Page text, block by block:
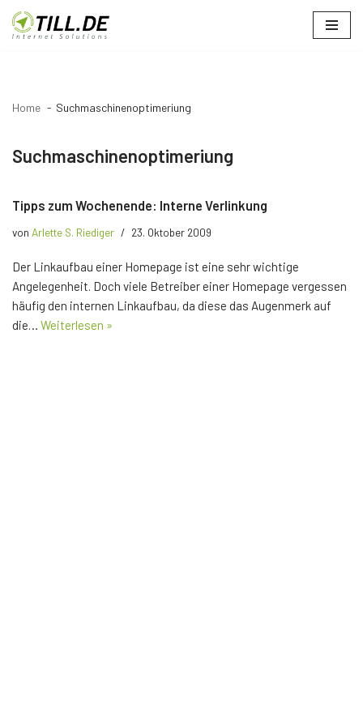
Zum
Home Suchmaschinenoptimeriung
Suchmaschinenoptimeriung
Tipps zum Wochenende: Interne Verlinkung
von Arlette S. Riediger 23. Oktober 2009
Der Linkaufbau einer Homepage ist eine sehr wichtige
Angelegenheit. Doch viele Betreiber einer Homepage vergessen
häufig den internen Linkaufbau, da diese das Augenmerk auf
die… Weiterlesen »